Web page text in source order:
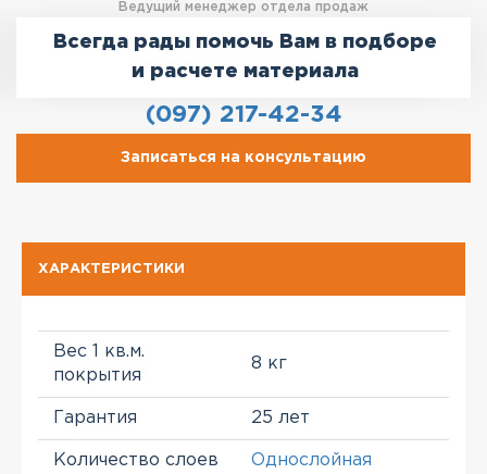
Ведущий менеджер отдела продаж
Всегда рады помочь Вам в подборе
и расчете материала
(097) 217-42-34
Записаться на консультацию
ХАРАКТЕРИСТИКИ
Вес 1 кв.м.
покрытия
8 кг
Гарантия 25 лет
Количество слоев Однослойная